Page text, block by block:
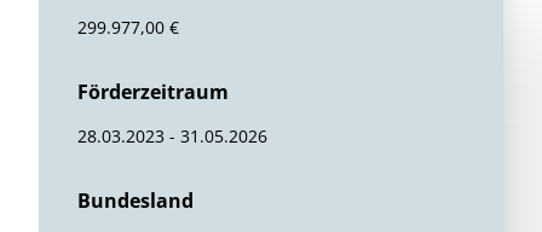
299.977,00 €
Förderzeitraum
28.03.2023 - 31.05.2026
Bundesland